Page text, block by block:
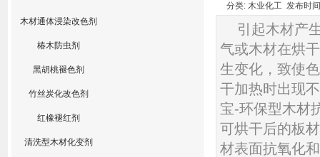
木材通体浸染改色剂
椿木防虫剂
黑胡桃褪色剂
竹丝炭化改色剂
红橡褪红剂
清洗型木材化变剂
分类: 木业化工 发布时
引起木材产
气或木材在烘
生变化，致使
干加热时出现
宝-环保型木材
可烘干后的板
材表面抗氧化